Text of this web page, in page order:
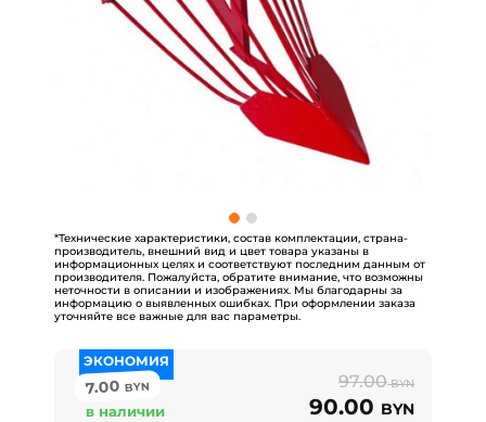
*Технические характеристики, состав комплектации, страна-
производитель, внешний вид и цвет товара указаны в
информационных целях и соответствуют последним данным от
производителя. Пожалуйста, обратите внимание, что возможны
неточности в описании и изображениях. Мы благодарны за
информацию о выявленных ошибках. При оформлении заказа
уточняйте все важные для вас параметры.
ЭКОНОМИЯ
7.00BYN
в наличии
97.00BYN
90.00 BYN